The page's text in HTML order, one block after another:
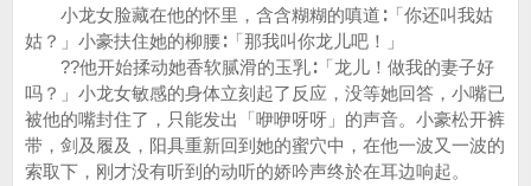
小龙女脸藏在他的怀里，含含糊糊的嗔道∶「你还叫我姑
姑？」小豪扶住她的柳腰∶「那我叫你龙儿吧！」
??他开始揉动她香软腻滑的玉乳∶「龙儿！做我的妻子好
吗？」小龙女敏感的身体立刻起了反应，没等她回答，小嘴已
被他的嘴封住了，只能发出「咿咿呀呀」的声音。小豪松开裤
带，剑及履及，阳具重新回到她的蜜穴中，在他一波又一波的
索取下，刚才没有听到的动听的娇吟声终於在耳边响起。